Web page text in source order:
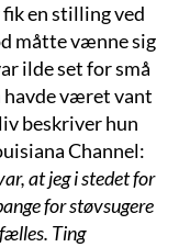
en stilling ved
måtte vænne sig
ilde set for små
havde været vant
beskriver hun
Channel:
at jeg i stedet for
for støvsugere
Ting